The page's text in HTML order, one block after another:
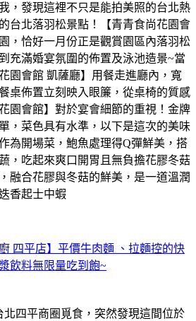
，發現這裡不只是能拍美照的台北熱
台北落羽松景點！【青青食尚花園會
，恰好一月份正是觀賞園區內落羽松
充滿婚宴氛圍的佈置及泳池造景~當
園會館 凱薩廳】用餐走進廳內，寬
桌佈置立刻映入眼簾，從桌椅的質感
園會館】對於宴會細節的重視！金牌
，菜色具有水準，以下是這次的美味
為開場菜，鮑魚處理得Q彈鮮美，搭
，吃起來爽口開胃且無負擔花膠冬菇
融合花膠與冬菇的鮮美，是一道溫潤
香起士中蝦
四平店】平價牛肉麵 、拉麵控的快
飲料無限量吃到飽~
北四平商圈覓食，突然發現這間位於